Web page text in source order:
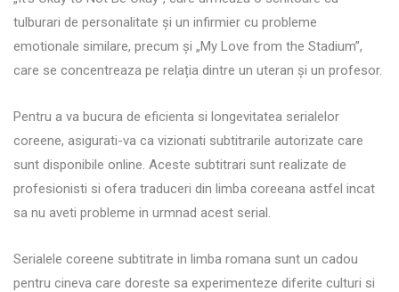
tulburari de personalitate și un infirmier cu probleme
emotionale similare, precum și „My Love from the Stadium”,
care se concentreaza pe relația dintre un uteran și un profesor.
Pentru a va bucura de eficienta si longevitatea serialelor
coreene, asigurati-va ca vizionati subtitrarile autorizate care
sunt disponibile online. Aceste subtitrari sunt realizate de
profesionisti si ofera traduceri din limba coreeana astfel incat
sa nu aveti probleme in urmnad acest serial.
Serialele coreene subtitrate in limba romana sunt un cadou
pentru cineva care doreste sa experimenteze diferite culturi si